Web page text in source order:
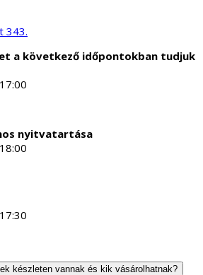
343.
a következő időpontokban tudjuk
nyitvatartása
készleten vannak és kik vásárolhatnak?